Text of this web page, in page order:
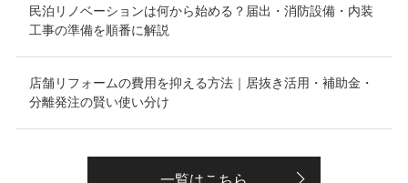
民泊リノベーションは何から始める？届出・消防設備・内装
工事の準備を順番に解説
店舗リフォームの費用を抑える方法｜居抜き活用・補助金・
分離発注の賢い使い分け